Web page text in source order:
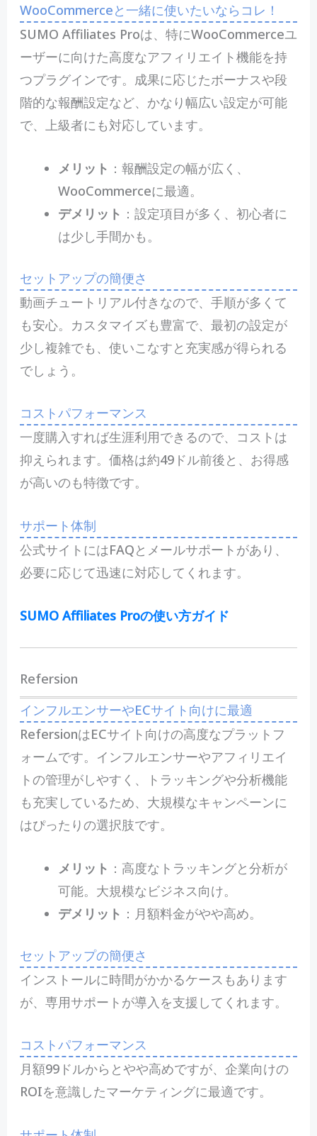
WooCommerceと一緒に使いたいならコレ！
SUMO Affiliates Proは、特にWooCommerceユ
ーザーに向けた高度なアフィリエイト機能を持
つプラグインです。成果に応じたボーナスや段
階的な報酬設定など、かなり幅広い設定が可能
で、上級者にも対応しています。
メリット ：報酬設定の幅が広く、
WooCommerceに最適。
デメリット ：設定項目が多く、初心者に
は少し手間かも。
セットアップの簡便さ
動画チュートリアル付きなので、手順が多くて
も安心。カスタマイズも豊富で、最初の設定が
少し複雑でも、使いこなすと充実感が得られる
でしょう。
コストパフォーマンス
一度購入すれば生涯利用できるので、コストは
抑えられます。価格は約49ドル前後と、お得感
が高いのも特徴です。
サポート体制
公式サイトにはFAQとメールサポートがあり、
必要に応じて迅速に対応してくれます。
SUMO Affiliates Proの使い方ガイド
Refersion
インフルエンサーやECサイト向けに最適
RefersionはECサイト向けの高度なプラットフ
ォームです。インフルエンサーやアフィリエイ
トの管理がしやすく、トラッキングや分析機能
も充実しているため、大規模なキャンペーンに
はぴったりの選択肢です。
メリット ：高度なトラッキングと分析が
可能。大規模なビジネス向け。
デメリット ：月額料金がやや高め。
セットアップの簡便さ
インストールに時間がかかるケースもあります
が、専用サポートが導入を支援してくれます。
コストパフォーマンス
月額99ドルからとやや高めですが、企業向けの
ROIを意識したマーケティングに最適です。